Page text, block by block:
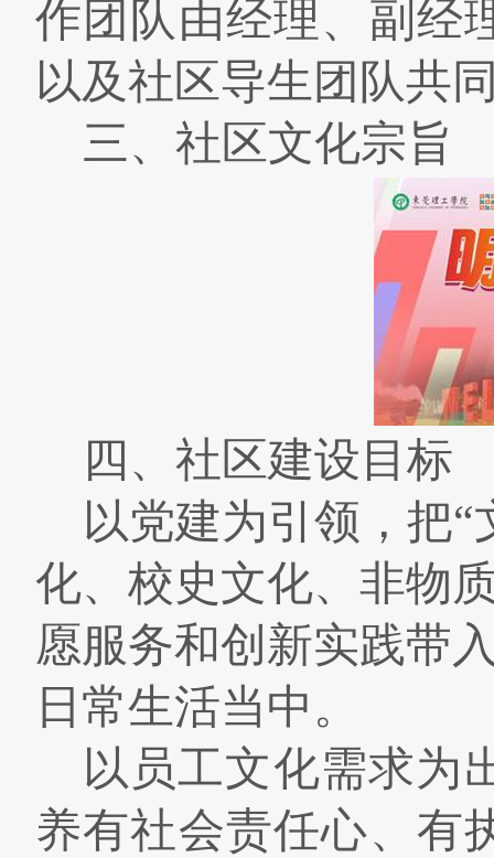
作团队由经理、副经
以及社区导生团队共
三、社区文化宗旨
四、社区建设目标
以党建为引领，把“
化、校史文化、非物
愿服务和创新实践带
日常生活当中。
以员工文化需求为
养有社会责任心、有